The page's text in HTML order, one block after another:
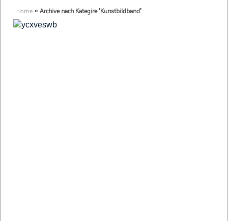
Home » Archive nach Kategire 'Kunstbildband'